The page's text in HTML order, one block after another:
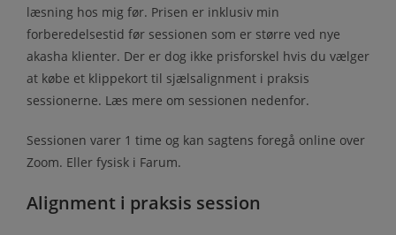
læsning hos mig før. Prisen er inklusiv min
forberedelsestid før sessionen som er større ved nye
akasha klienter. Der er dog ikke prisforskel hvis du vælger
at købe et klippekort til sjælsalignment i praksis
sessionerne. Læs mere om sessionen nedenfor.
Sessionen varer 1 time og kan sagtens foregå online over
Zoom. Eller fysisk i Farum.
Alignment i praksis session